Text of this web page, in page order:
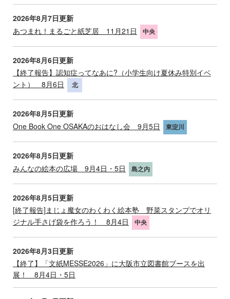
2026年8月7日更新
あつまれ！まるごと紙芝居 11月21日
中央
2026年8月6日更新
【終了報告】認知症ってなあに?（小学生向け夏休み特別イベ
ント） 8月6日
北
2026年8月5日更新
One Book One OSAKAのおはなし会 9月5日
東淀川
2026年8月5日更新
みんなの絵本の広場 9月4日・5日
島之内
2026年8月5日更新
[終了報告]まじょ魔女のわくわく絵本塾 野菜スタンプでオリ
ジナル手さげ袋を作ろう！ 8月4日
中央
2026年8月3日更新
【終了】「文紙MESSE2026」に大阪市立図書館ブースを出
展！ 8月4日・5日